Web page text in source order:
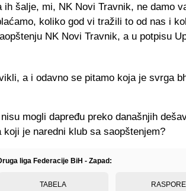
ih šalje, mi, NK Novi Travnik, ne damo
koliko god vi tražili to od nas i
NK Novi Travnik, a u potpisu
a i odavno se pitamo koja je svrga
mogli dapređu preko današnjih
je naredni klub sa saopštenjem?
liga Federacije BiH - Zapad:
TABELA